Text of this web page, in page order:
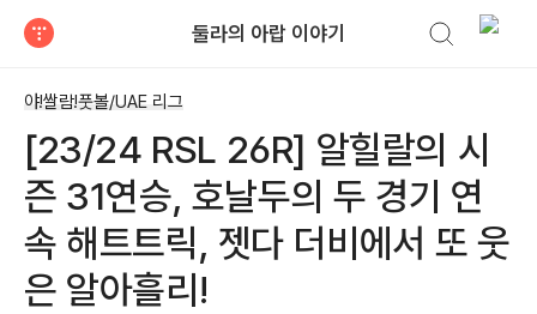
둘라의 아랍 이야기
야!쌀람!풋볼/UAE 리그
[23/24 RSL 26R] 알힐랄의 시
즌 31연승, 호날두의 두 경기 연
속 해트트릭, 젯다 더비에서 또 웃
은 알아흘리!